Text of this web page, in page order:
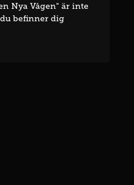
Nya Vågen" är inte
befinner dig